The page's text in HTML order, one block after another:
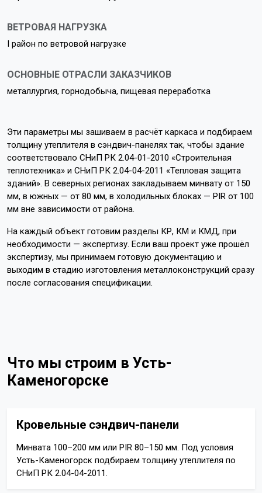
ВЕТРОВАЯ НАГРУЗКА
I район по ветровой нагрузке
ОСНОВНЫЕ ОТРАСЛИ ЗАКАЗЧИКОВ
металлургия, горнодобыча, пищевая переработка
Эти параметры мы зашиваем в расчёт каркаса и подбираем
толщину утеплителя в сэндвич-панелях так, чтобы здание
соответствовало СНиП РК 2.04-01-2010 «Строительная
теплотехника» и СНиП РК 2.04-04-2011 «Тепловая защита
зданий». В северных регионах закладываем минвату от 150
мм, в южных — от 80 мм, в холодильных блоках — PIR от 100
мм вне зависимости от района.
На каждый объект готовим разделы КР, КМ и КМД, при
необходимости — экспертизу. Если ваш проект уже прошёл
экспертизу, мы принимаем готовую документацию и
выходим в стадию изготовления металлоконструкций сразу
после согласования спецификации.
Что мы строим в Усть-
Каменогорске
Кровельные сэндвич-панели
Минвата 100–200 мм или PIR 80–150 мм. Под условия
Усть-Каменогорск подбираем толщину утеплителя по
СНиП РК 2.04-04-2011.